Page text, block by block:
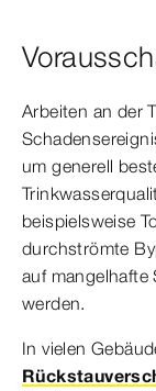
Arbeiten an der
um generell
beispielsweise
durchströmte
auf
werden.
In vielen